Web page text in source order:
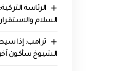
الرئاسة
السلام والاستقرار
ترامب: إذا
الشيوخ سأكون